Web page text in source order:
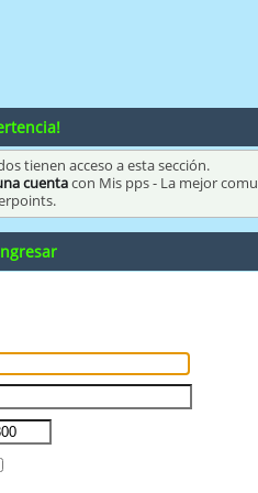
tienen acceso a esta sección.
cuentacon Mis pps - La mejor